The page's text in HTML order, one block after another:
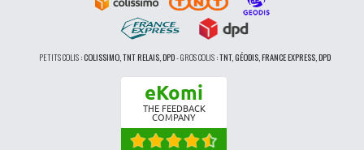
PETITS COLIS :COLISSIMO, TNT RELAIS, DPD-GROS COLIS :TNT, GÉODIS, FRANCE EXPRESS, DPD
eKomi
THE FEEDBACK
COMPANY